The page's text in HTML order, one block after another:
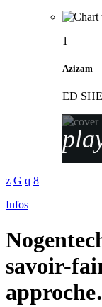
1
Azizam
ED
Infos
savoir-